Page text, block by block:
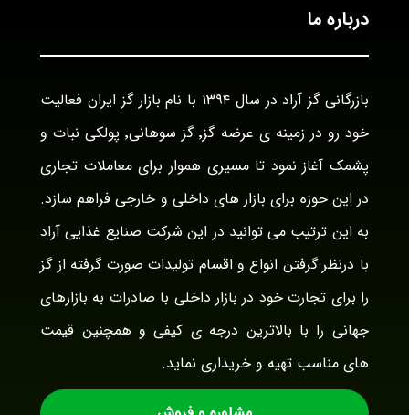
درباره ما
بازرگانی گز آراد در سال ۱۳۹۴ با نام بازار گز ایران فعالیت
خود رو در زمینه ی عرضه گز٬ گز سوهانی٬ پولکی نبات و
پشمک آغاز نمود تا مسیری هموار برای معاملات تجاری
در این حوزه برای بازار های داخلی و خارجی فراهم سازد.
به این ترتیب می توانید در این شرکت صنایع غذایی آراد
با درنظر گرفتن انواع و اقسام تولیدات صورت گرفته از گز
را برای تجارت خود در بازار داخلی با صادرات به بازارهای
جهانی را با بالاترین درجه ی کیفی و همچنین قیمت
های مناسب تهیه و خریداری نماید.